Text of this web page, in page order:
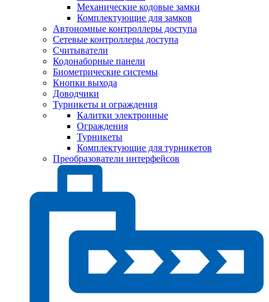
Механические кодовые замки
Комплектующие для замков
Автономные контроллеры доступа
Сетевые контроллеры доступа
Считыватели
Кодонаборные панели
Биометрические системы
Кнопки выхода
Доводчики
Турникеты и ограждения
Калитки электронные
Ограждения
Турникеты
Комплектующие для турникетов
Преобразователи интерфейсов